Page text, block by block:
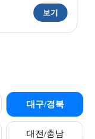
보기
대구/경북
대전/충남